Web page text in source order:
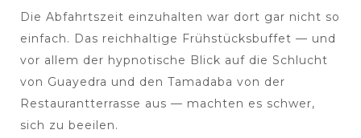
Die Abfahrtszeit einzuhalten war dort gar nicht so
einfach. Das reichhaltige Frühstücksbuffet — und
vor allem der hypnotische Blick auf die Schlucht
von Guayedra und den Tamadaba von der
Restaurantterrasse aus — machten es schwer,
sich zu beeilen.